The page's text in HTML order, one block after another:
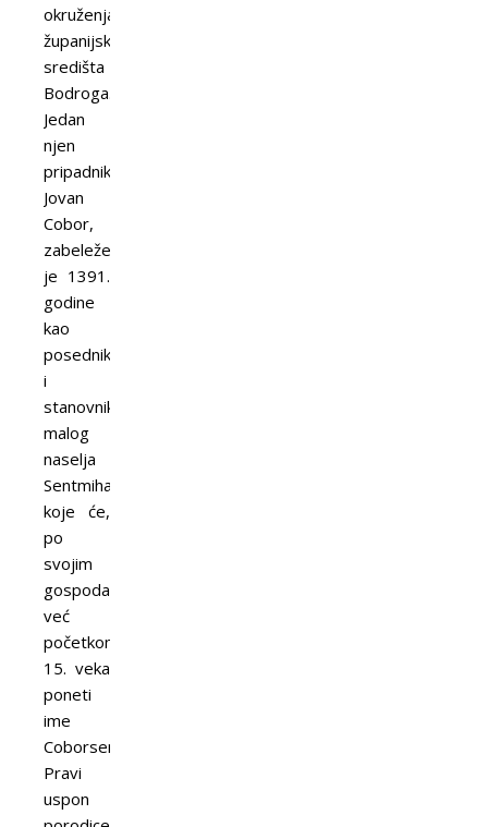
okruženja
županijskog
središta
Bodroga.
Jedan
njen
pripadnik,
Jovan
Cobor,
zabeležen
je 1391.
godine
kao
posednik
i
stanovnik
malog
naselja
Sentmihalj,
koje će,
po
svojim
gospodarima,
već
početkom
15. veka
poneti
ime
Coborsentmihalj.
Pravi
uspon